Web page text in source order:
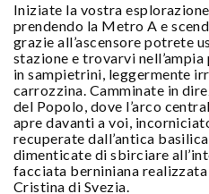
Iniziate la vostra
prendendo la Metro A e
grazie all’ascensore potrete
stazione e trovarvi
in sampietrini, leggermente
carrozzina. Camminate in
del Popolo, dove l’arco
apre davanti a voi,
recuperate dall’antica
dimenticate di sbirciare
facciata berniniana
Cristina di Svezia.